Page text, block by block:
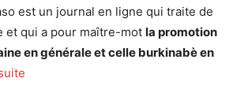
est un journal en ligne qui traite de
et qui a pour maître-mot la promotion
en générale et celle burkinabè en